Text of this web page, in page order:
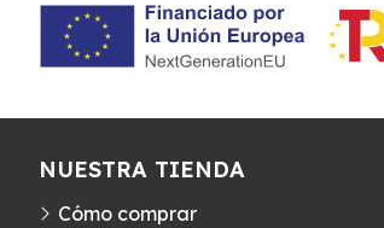
NUESTRA TIENDA
Cómo comprar